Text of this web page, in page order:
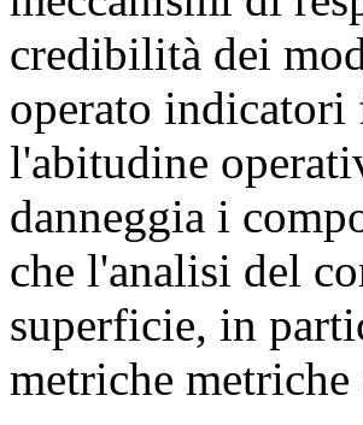
credibilità dei
operato indicatori
l'abitudine
danneggia i
che l'analisi del
superficie, in
metriche